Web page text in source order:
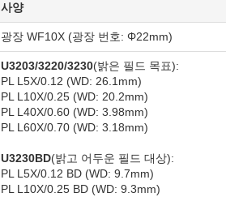
사양
광장 WF10X (광장 번호: Φ22mm)
U3203/3220/3230(밝은 필드 목표):
PL L5X/0.12 (WD: 26.1mm)
PL L10X/0.25 (WD: 20.2mm)
PL L40X/0.60 (WD: 3.98mm)
PL L60X/0.70 (WD: 3.18mm)
U3230BD(밝고 어두운 필드 대상):
PL L5X/0.12 BD (WD: 9.7mm)
PL L10X/0.25 BD (WD: 9.3mm)